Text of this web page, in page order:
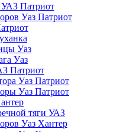
Патриот
Уаз Патриот
Уаз
Уаз
Патриот
Уаз Патриот
Уаз Патриот
тяги УАЗ
Уаз Хантер